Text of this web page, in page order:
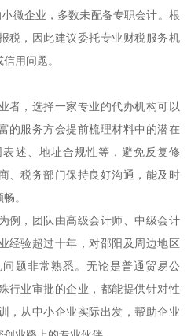
微企业，多数未配备专职会计。根
税，因此建议委托专业财税服务机
用问题。
者，选择一家专业的代办机构可以
的服务方会提前梳理材料中的潜在
述、地址合规性等，避免反复修
、税务部门保持良好沟通，能及时
。
例，团队由高级会计师、中级会计
经验超过十年，对邵阳及周边地区
题非常熟悉。无论是普通贸易公
行业审批的企业，都能提供针对性
，从中小企业实际出发，帮助企业